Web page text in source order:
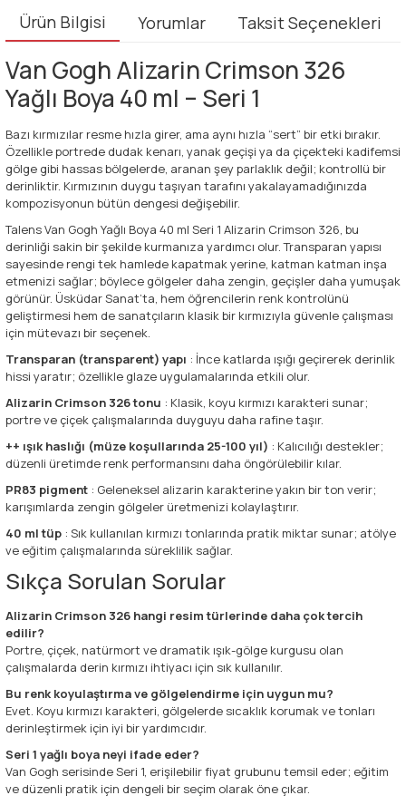
Ürün Bilgisi Yorumlar Taksit Seçenekleri
Van Gogh Alizarin Crimson 326
Yağlı Boya 40 ml – Seri 1
Bazı kırmızılar resme hızla girer, ama aynı hızla “sert” bir etki bırakır.
Özellikle portrede dudak kenarı, yanak geçişi ya da çiçekteki kadifemsi
gölge gibi hassas bölgelerde, aranan şey parlaklık değil; kontrollü bir
derinliktir. Kırmızının duygu taşıyan tarafını yakalayamadığınızda
kompozisyonun bütün dengesi değişebilir.
Talens Van Gogh Yağlı Boya 40 ml Seri 1 Alizarin Crimson 326, bu
derinliği sakin bir şekilde kurmanıza yardımcı olur. Transparan yapısı
sayesinde rengi tek hamlede kapatmak yerine, katman katman inşa
etmenizi sağlar; böylece gölgeler daha zengin, geçişler daha yumuşak
görünür. Üsküdar Sanat’ta, hem öğrencilerin renk kontrolünü
geliştirmesi hem de sanatçıların klasik bir kırmızıyla güvenle çalışması
için mütevazı bir seçenek.
Transparan (transparent) yapı : İnce katlarda ışığı geçirerek derinlik
hissi yaratır; özellikle glaze uygulamalarında etkili olur.
Alizarin Crimson 326 tonu : Klasik, koyu kırmızı karakteri sunar;
portre ve çiçek çalışmalarında duyguyu daha rafine taşır.
++ ışık haslığı (müze koşullarında 25-100 yıl) : Kalıcılığı destekler;
düzenli üretimde renk performansını daha öngörülebilir kılar.
PR83 pigment : Geleneksel alizarin karakterine yakın bir ton verir;
karışımlarda zengin gölgeler üretmenizi kolaylaştırır.
40 ml tüp : Sık kullanılan kırmızı tonlarında pratik miktar sunar; atölye
ve eğitim çalışmalarında süreklilik sağlar.
Sıkça Sorulan Sorular
Alizarin Crimson 326 hangi resim türlerinde daha çok tercih
edilir?
Portre, çiçek, natürmort ve dramatik ışık-gölge kurgusu olan
çalışmalarda derin kırmızı ihtiyacı için sık kullanılır.
Bu renk koyulaştırma ve gölgelendirme için uygun mu?
Evet. Koyu kırmızı karakteri, gölgelerde sıcaklık korumak ve tonları
derinleştirmek için iyi bir yardımcıdır.
Seri 1 yağlı boya neyi ifade eder?
Van Gogh serisinde Seri 1, erişilebilir fiyat grubunu temsil eder; eğitim
ve düzenli pratik için dengeli bir seçim olarak öne çıkar.